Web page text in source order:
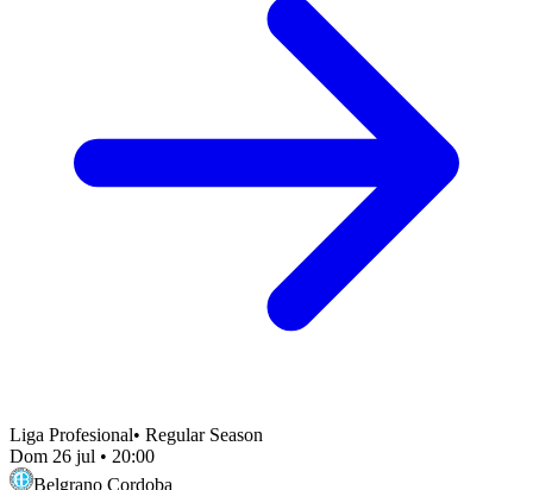
Liga Profesional• Regular Season
Dom 26 jul • 20:00
Belgrano Cordoba